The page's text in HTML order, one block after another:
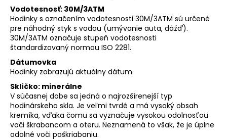
Vodotesnosť: 30M/3ATM
Hodinky s označením vodotesnosti 30M/3ATM sú určené
pre náhodný styk s vodou (umývanie auta, dážď).
30M/3ATM označuje stupeň vodotesnosti
štandardizovaný normou ISO 2281.
Dátumovka
Hodinky zobrazujú aktuálny dátum.
Sklíčko: minerálne
V súčasnej dobe sa jedná o najrozšírenejší typ
hodinárskeho skla. Je veľmi tvrdé a má vysoký obsah
kremíka, vďaka čomu sa vyznačuje vysokou odolnosťou
voči škrabancom a oteru. Neznamená to však, že je úplne
odolné voči poškriabaniu.